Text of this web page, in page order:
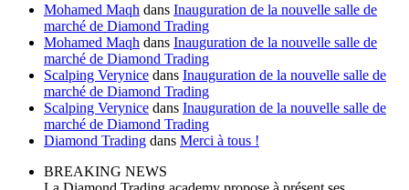
Mohamed Maqh dans Inauguration de la nouvelle salle de
marché de Diamond Trading
Mohamed Maqh dans Inauguration de la nouvelle salle de
marché de Diamond Trading
Scalping Verynice dans Inauguration de la nouvelle salle de
marché de Diamond Trading
Scalping Verynice dans Inauguration de la nouvelle salle de
marché de Diamond Trading
Diamond Trading dans Merci à tous !
BREAKING NEWS